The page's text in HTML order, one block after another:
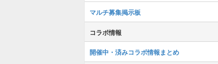
マルチ募集掲示板
コラボ情報
開催中・済みコラボ情報まとめ